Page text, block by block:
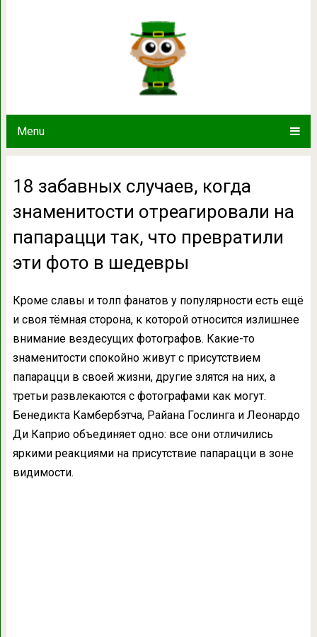
Menu
18 забавных случаев, когда
папарацци так, что
18 забавных случаев, когда
знаменитости отреагировали на
папарацци так, что превратили
эти фото в шедевры
Кроме славы и толп фанатов у популярности есть ещё
и своя тёмная сторона, к которой относится излишнее
внимание вездесущих фотографов. Какие-то
знаменитости спокойно живут с присутствием
папарацци в своей жизни, другие злятся на них, а
третьи развлекаются с фотографами как могут.
Бенедикта Камбербэтча, Райана Гослинга и Леонардо
Ди Каприо объединяет одно: все они отличились
яркими реакциями на присутствие папарацци в зоне
видимости.